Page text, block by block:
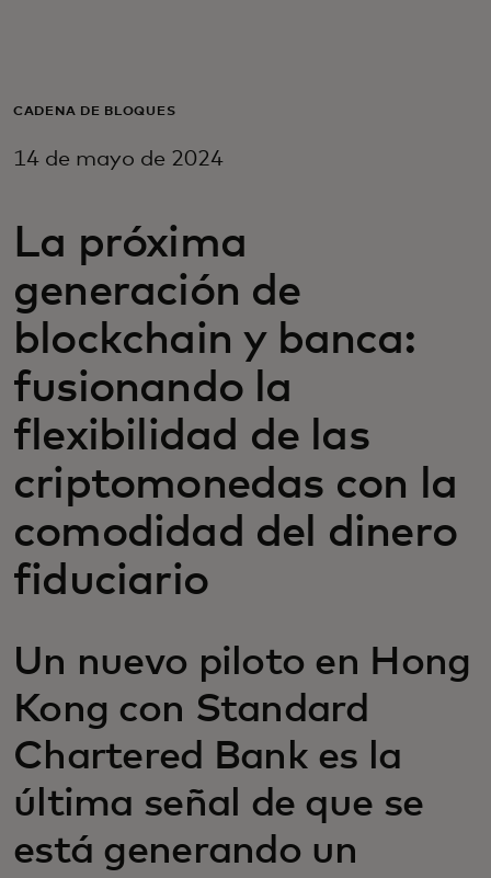
Para empresas
Para innovadores
Noticias y tendencias
CADENA DE BLOQUES
14 de mayo de 2024
La próxima
generación de
blockchain y banca:
fusionando la
flexibilidad de las
criptomonedas con la
comodidad del dinero
fiduciario
Un nuevo piloto en Hong
Kong con Standard
Chartered Bank es la
última señal de que se
está generando un